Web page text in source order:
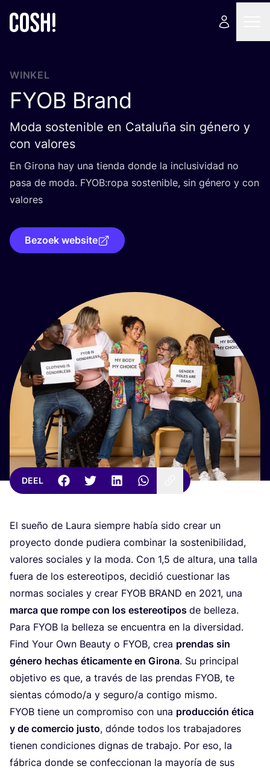
WINKEL
FYOB Brand
Moda sostenible en Cataluña sin género y
con valores
En Giro­na hay una tien­da don­de la inclu­si­vi­dad no
pasa de moda. FYOB:ropa soste­ni­ble, sin géne­ro y con
valores
Bezoek website
DEEL
El sue­ño de Lau­ra siem­p­re había sido crear un
proyec­to don­de pudie­ra com­bi­nar la soste­ni­bi­li­dad,
valo­res soci­a­les y la moda. Con 1,5 de altu­ra, una tal­la
fue­ra de los este­re­o­ti­pos, deci­dió cue­s­ti­o­nar las
normas soci­a­les y crear FYOB BRAND en 2021, una
mar­ca que rom­pe con los este­re­o­ti­pos de bel­le­za.
Para FYOB la bel­le­za se encu­en­tra en la diversidad.
Find Your Own Beau­ty o FYOB, crea prendas sin
géne­ro hechas éti­ca­men­te en Giro­na. Su prin­ci­pal
obje­ti­vo es que, a tra­vés de las prendas FYOB, te
sien­tas cómodo/​a y seguro/​a con­ti­go mismo.
FYOB tie­ne un com­pro­mi­so con una pro­duc­ción éti­ca
y de comer­cio jus­to, dón­de todos los tra­ba­ja­do­res
tie­nen con­di­ci­o­nes dig­nas de tra­ba­jo. Por eso, la
fábri­ca don­de se con­fec­ci­o­nan la may­oría de sus